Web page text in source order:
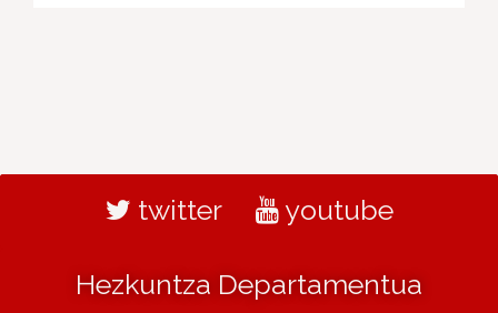
twitter youtube
Hezkuntza Departamentua